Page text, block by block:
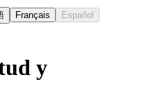
Français
Español
y